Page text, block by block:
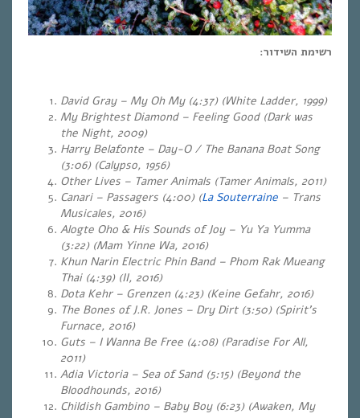
רשימת השידור:
David Gray – My Oh My (4:37) (White Ladder, 1999)
My Brightest Diamond – Feeling Good (Dark was
the Night, 2009)
Harry Belafonte – Day-O / The Banana Boat Song
(3:06) (Calypso, 1956)
Other Lives – Tamer Animals (Tamer Animals, 2011)
Canari – Passagers (4:00) (La Souterraine – Trans
Musicales, 2016)
Alogte Oho & His Sounds of Joy – Yu Ya Yumma
(3:22) (Mam Yinne Wa, 2016)
Khun Narin Electric Phin Band– Phom Rak Mueang
Thai (4:39) (II, 2016)
Dota Kehr – Grenzen (4:23) (Keine Gefahr, 2016)
The Bones of J.R. Jones – Dry Dirt (3:50) (Spirit’s
Furnace, 2016)
Guts – I Wanna Be Free (4:08) (Paradise For All,
2011)
Adia Victoria – Sea of Sand (5:15) (Beyond the
Bloodhounds, 2016)
Childish Gambino – Baby Boy (6:23) (Awaken, My